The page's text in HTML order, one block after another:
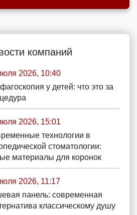
компаний
2026, 10:40
у детей: что это за
2026, 15:01
технологии в
стоматологии:
материалы для коронок
2026, 11:17
панель: современная
классическому душу